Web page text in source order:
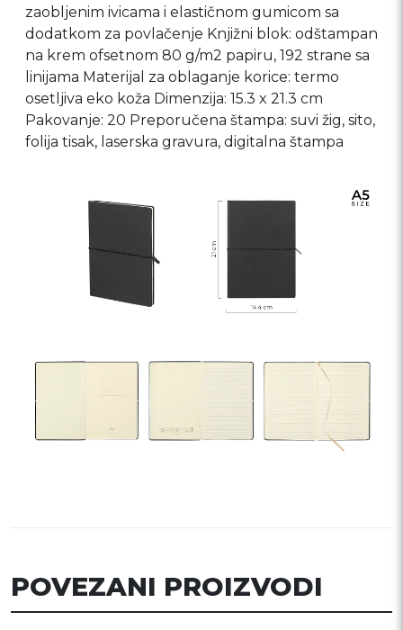
zaobljenim ivicama i elastičnom gumicom sa
dodatkom za povlačenje Knjižni blok: odštampan
na krem ofsetnom 80 g/m2 papiru, 192 strane sa
linijama Materijal za oblaganje korice: termo
osetljiva eko koža Dimenzija: 15.3 x 21.3 cm
Pakovanje: 20 Preporučena štampa: suvi žig, sito,
folija tisak, laserska gravura, digitalna štampa
POVEZANI PROIZVODI